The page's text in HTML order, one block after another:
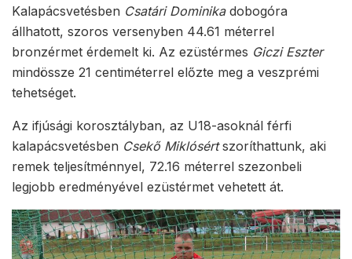
Kalapácsvetésben Csatári Dominikadobogóra
állhatott, szoros versenyben 44.61 méterrel
bronzérmet érdemelt ki. Az ezüstérmes Giczi Eszter
mindössze 21 centiméterrel előzte meg a veszprémi
tehetséget.
Az ifjúsági korosztályban, az U18-asoknál férfi
kalapácsvetésben Csekő Miklósértszoríthattunk, aki
remek teljesítménnyel, 72.16 méterrel szezonbeli
legjobb eredményével ezüstérmet vehetett át.